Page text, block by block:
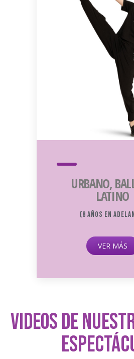
URBANO,
LATINO
(8 años en
VER MÁS
VIDEOS DE